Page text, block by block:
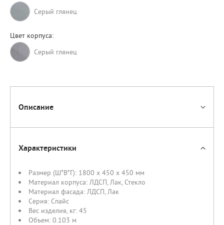
Серый глянец
Цвет корпуса:
Cерый глянец
Описание
Характеристики
Размер (Ш*В*Г): 1800 x 450 x 450 мм
Материал корпуса: ЛДСП,Лак, Стекло
Материал фасада: ЛДСП,Лак
Серия: Спайс
Вес изделия, кг: 45
Объем: 0.103 м